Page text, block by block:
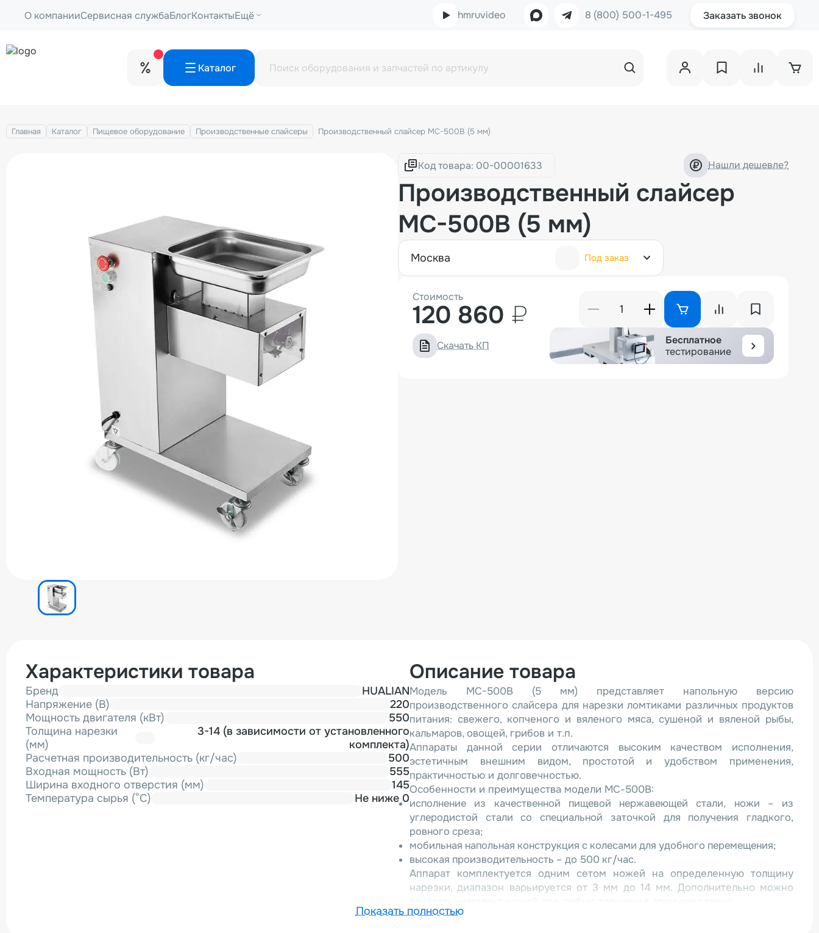
О компанииСервисная службаБлогКонтактыЕщё hmruvideo 8 (800) 500-1-495 Заказать звонок
Каталог
Главная Каталог Пищевое оборудование Производственные слайсеры Производственный слайсер MC-500B (5 мм)
Код товара: Нашли дешевле?
Производственный слайсер
MC-500B (5 мм)
москва Под заказ
Стоимость
120 860 ₽
Скачать КП
Бесплатное
тестирование
Характеристики товара
Бренд
HUALIAN
Напряжение (В)
220
Мощность двигателя (кВт)
550
Толщина нарезки
(мм)
3-14 (в зависимости от установленного
комплекта)
Расчетная производительность (кг/час)
500
Входная мощность (Вт)
555
Ширина входного отверстия (мм)
145
Температура сырья (°C)
Не ниже 0
Описание товара
Модель MC-500B (5 мм) представляет напольную версию
производственного слайсера для нарезки ломтиками различных продуктов
питания: свежего, копченого и вяленого мяса, сушеной и вяленой рыбы,
кальмаров, овощей, грибов и т.п.
Аппараты данной серии отличаются высоким качеством исполнения,
эстетичным внешним видом, простотой и удобством применения,
практичностью и долговечностью.
Особенности и преимущества модели МС-500B:
исполнение из качественной пищевой нержавеющей стали, ножи – из
углеродистой стали со специальной заточкой для получения гладкого,
ровного среза;
мобильная напольная конструкция с колесами для удобного перемещения;
высокая производительность – до 500 кг/час.
Аппарат комплектуется одним сетом ножей на определенную толщину
нарезки, диапазон варьируется от 3 мм до 14 мм. Дополнительно можно
Заказать напольный слайсер MC-500B из нержавеющей стали с доставкой
Показать полностью